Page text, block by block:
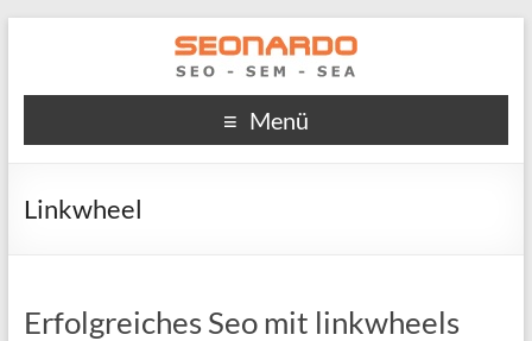
Menü
Linkwheel
Erfolgreiches Seo mit linkwheels